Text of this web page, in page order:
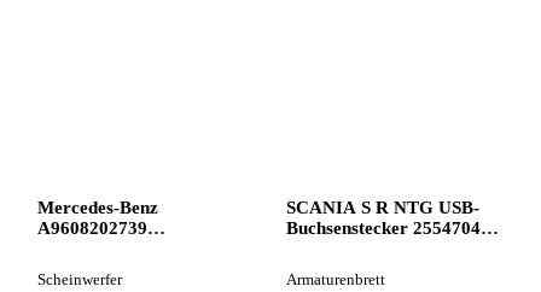
Mercedes-Benz
A9608202739
Mercedes-Benz ACTROS
Scheinwerfer
SCANIA S R NTG USB-
Buchsenstecker 2554704
S R NTG
Armaturenbrett